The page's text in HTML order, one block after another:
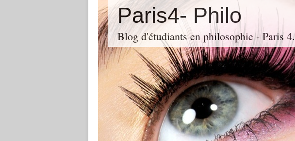
Paris4- Philo
Blog d'étudiants en philosophie - Paris 4.